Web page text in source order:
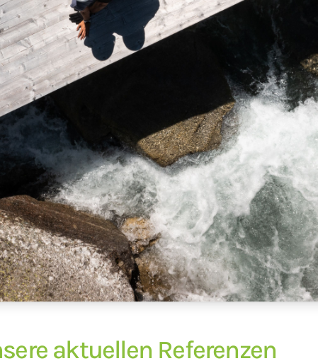
aktuellen Referenzen